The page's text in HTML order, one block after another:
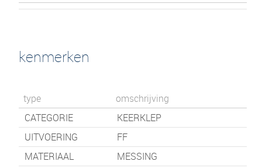
kenmerken
type
omschrijving
CATEGORIE
KEERKLEP
UITVOERING
FF
MATERIAAL
MESSING